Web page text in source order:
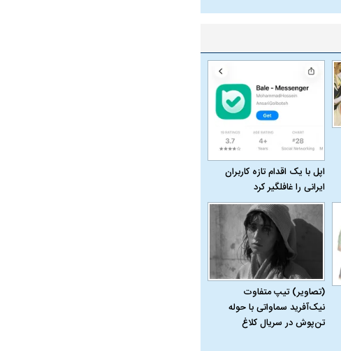
اپل با یک اقدام تازه کاربران
ایرانی را غافلگیر کرد
(تصاویر) تیپ متفاوت
نیک‌آفرید سماواتی با حوله
تن‌پوش در سریال کلاغ